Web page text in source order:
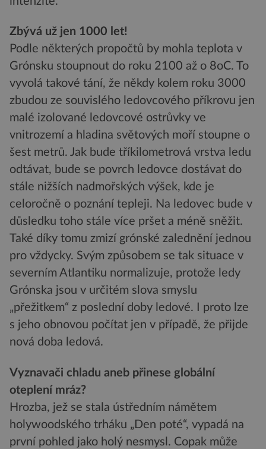
Zbývá už jen 1000 let!
Podle některých propočtů by mohla teplota v
Grónsku stoupnout do roku 2100 až o 8oC. To
vyvolá takové tání, že někdy kolem roku 3000
zbudou ze souvislého ledovcového příkrovu jen
malé izolované ledovcové ostrůvky ve
vnitrozemí a hladina světových moří stoupne o
šest metrů. Jak bude tříkilometrová vrstva ledu
odtávat, bude se povrch ledovce dostávat do
stále nižších nadmořských výšek, kde je
celoročně o poznání tepleji. Na ledovec bude v
důsledku toho stále více pršet a méně sněžit.
Také díky tomu zmizí grónské zalednění jednou
pro vždycky. Svým způsobem se tak situace v
severním Atlantiku normalizuje, protože ledy
Grónska jsou v určitém slova smyslu
„přežitkem“ z poslední doby ledové. I proto lze
s jeho obnovou počítat jen v případě, že přijde
nová doba ledová.
Vyznavači chladu aneb přinese globální
oteplení mráz?
Hrozba, jež se stala ústředním námětem
holywoodského trháku „Den poté“, vypadá na
první pohled jako holý nesmysl. Copak může